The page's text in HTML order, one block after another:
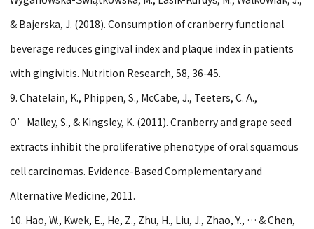
& Bajerska, J. (2018). Consumption of cranberry functional
beverage reduces gingival index and plaque index in patients
with gingivitis. Nutrition Research, 58, 36-45.
9. Chatelain, K., Phippen, S., McCabe, J., Teeters, C. A.,
O’Malley, S., & Kingsley, K. (2011). Cranberry and grape seed
extracts inhibit the proliferative phenotype of oral squamous
cell carcinomas. Evidence-Based Complementary and
Alternative Medicine, 2011.
10. Hao, W., Kwek, E., He, Z., Zhu, H., Liu, J., Zhao, Y., … & Chen,